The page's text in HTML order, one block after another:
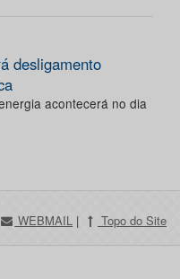
desligamento
acontecerá no dia
WEBMAIL | Topo do Site